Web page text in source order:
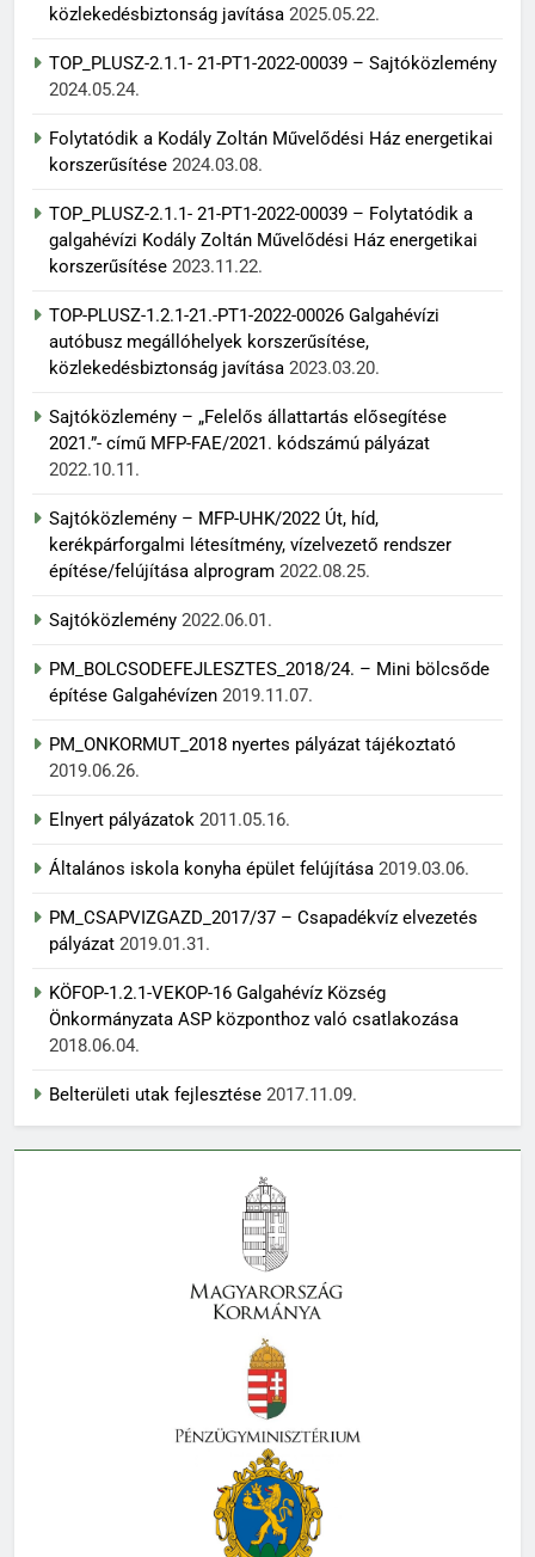
közlekedésbiztonság javítása 2025.05.22.
TOP_PLUSZ-2.1.1- 21-PT1-2022-00039 – Sajtóközlemény
2024.05.24.
Folytatódik a Kodály Zoltán Művelődési Ház energetikai
korszerűsítése 2024.03.08.
TOP_PLUSZ-2.1.1- 21-PT1-2022-00039 – Folytatódik a
galgahévízi Kodály Zoltán Művelődési Ház energetikai
korszerűsítése 2023.11.22.
TOP-PLUSZ-1.2.1-21.-PT1-2022-00026 Galgahévízi
autóbusz megállóhelyek korszerűsítése,
közlekedésbiztonság javítása 2023.03.20.
Sajtóközlemény – „Felelős állattartás elősegítése
2021.”- című MFP-FAE/2021. kódszámú pályázat
2022.10.11.
Sajtóközlemény – MFP-UHK/2022 Út, híd,
kerékpárforgalmi létesítmény, vízelvezető rendszer
építése/felújítása alprogram 2022.08.25.
Sajtóközlemény 2022.06.01.
PM_BOLCSODEFEJLESZTES_2018/24. – Mini bölcsőde
építése Galgahévízen 2019.11.07.
PM_ONKORMUT_2018 nyertes pályázat tájékoztató
2019.06.26.
Elnyert pályázatok 2011.05.16.
Általános iskola konyha épület felújítása 2019.03.06.
PM_CSAPVIZGAZD_2017/37 – Csapadékvíz elvezetés
pályázat 2019.01.31.
KÖFOP-1.2.1-VEKOP-16 Galgahévíz Község
Önkormányzata ASP központhoz való csatlakozása
2018.06.04.
Belterületi utak fejlesztése 2017.11.09.